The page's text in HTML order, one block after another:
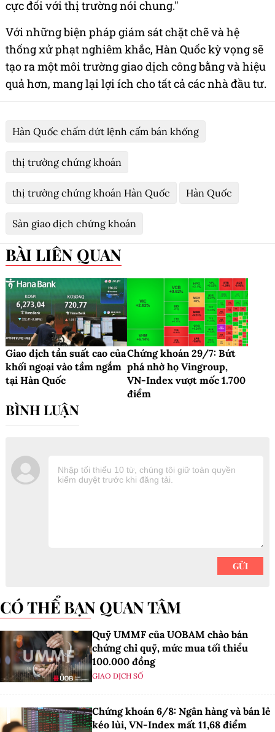
cực đối với thị trường nói chung."
Với những biện pháp giám sát chặt chẽ và hệ
thống xử phạt nghiêm khắc, Hàn Quốc kỳ vọng sẽ
tạo ra một môi trường giao dịch công bằng và hiệu
quả hơn, mang lại lợi ích cho tất cả các nhà đầu tư.
Hàn Quốc chấm dứt lệnh cấm bán khống
thị trường chứng khoán
thị trường chứng khoán Hàn Quốc Hàn Quốc
Sàn giao dịch chứng khoán
BÀI LIÊN QUAN
Giao dịch tần suất cao của
khối ngoại vào tầm ngắm
tại Hàn Quốc
Chứng khoán 29/7: Bứt
phá nhờ họ Vingroup,
VN-Index vượt mốc 1.700
điểm
CÓ THỂ BẠN QUAN TÂM
Quỹ UMMF của UOBAM chào bán
chứng chỉ quỹ, mức mua tối thiểu
100.000 đồng
GIAO DỊCH SỐ
Chứng khoán 6/8: Ngân hàng và bán lẻ
kéo lùi, VN-Index mất 11,68 điểm